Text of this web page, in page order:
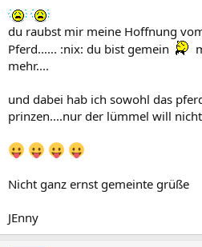
du raubst mir meine Hoffnung
Pferd...... :nix: du bist gemein
mehr....
und dabei hab ich sowohl das
prinzen....nur der lümmel will
Nicht ganz ernst gemeinte grüße
JEnny